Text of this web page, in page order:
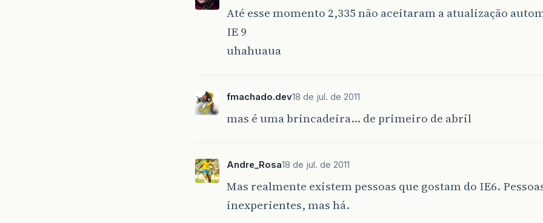
Até esse momento 2,335 não aceitaram a atualização
IE 9
uhahuaua
fmachado.dev18 de jul. de 2011
mas é uma brincadeira… de primeiro de abril
Andre_Rosa18 de jul. de 2011
Mas realmente existem pessoas que gostam do IE6.
inexperientes, mas há.